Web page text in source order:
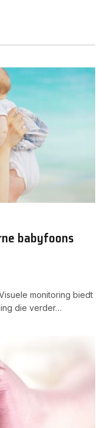
babyfoons
monitoring biedt
die verder…